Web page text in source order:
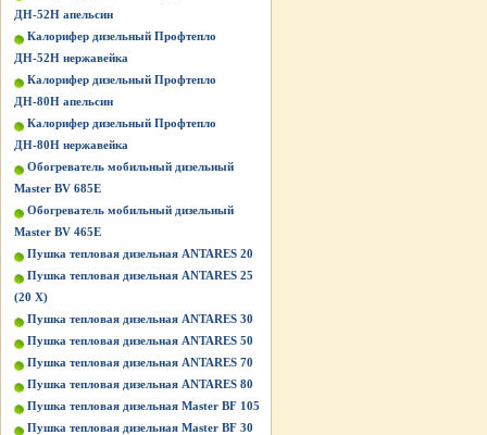
ДН-52Н апельсин
Калорифер дизельный Профтепло
ДН-52Н нержавейка
Калорифер дизельный Профтепло
ДН-80Н апельсин
Калорифер дизельный Профтепло
ДН-80Н нержавейка
Обогреватель мобильный дизельный
Master BV 685E
Обогреватель мобильный дизельный
Master BV 465E
Пушка тепловая дизельная ANTARES 20
Пушка тепловая дизельная ANTARES 25
(20 Х)
Пушка тепловая дизельная ANTARES 30
Пушка тепловая дизельная ANTARES 50
Пушка тепловая дизельная ANTARES 70
Пушка тепловая дизельная ANTARES 80
Пушка тепловая дизельная Master BF 105
Пушка тепловая дизельная Master BF 30